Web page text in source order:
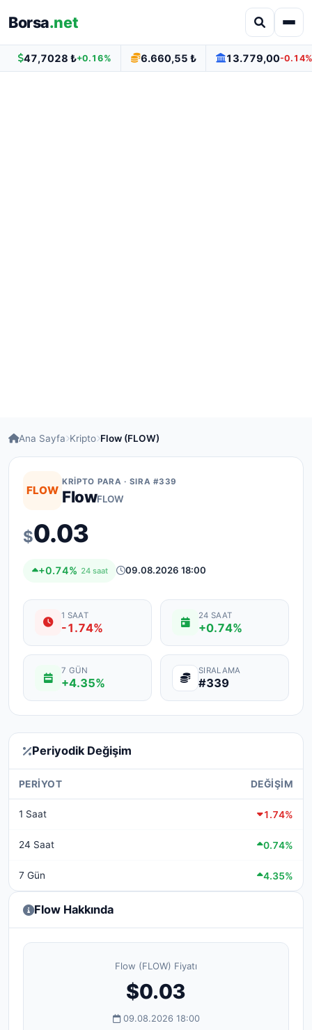
Borsa.net
47,7028 ₺+0.16% 6.660,55 ₺ 13.779,00-0.14%
Ana Sayfa Kripto Flow (FLOW)
FLOW
KRIPTO PARA · SIRA #339
FlowFLOW
$0.03
+0.74% 24 saat 09.08.2026 18:00
1 SAAT
-1.74%
24 SAAT
+0.74%
7 GÜN
+4.35%
SIRALAMA
#339
Periyodik Değişim
PERIYOT DEĞIŞIM
1 Saat 1.74%
24 Saat 0.74%
7 Gün 4.35%
Flow Hakkında
Flow (FLOW) Fiyatı
$0.03
09.08.2026 18:00